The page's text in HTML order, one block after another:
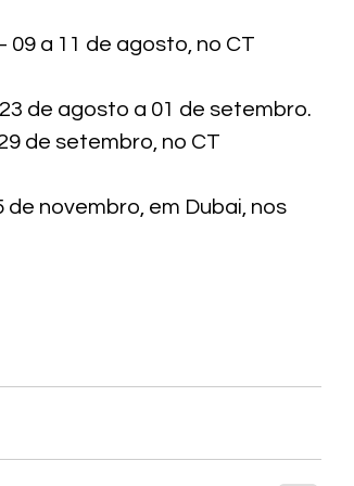
a 11 de agosto, no CT
de agosto a 01 de setembro.
de setembro, no CT
novembro, em Dubai, nos